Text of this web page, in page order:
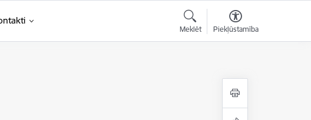
Meklēt Piekļūstamība